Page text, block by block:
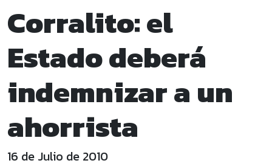
Corralito: el
Estado deberá
indemnizar a un
ahorrista
16 de Julio de 2010